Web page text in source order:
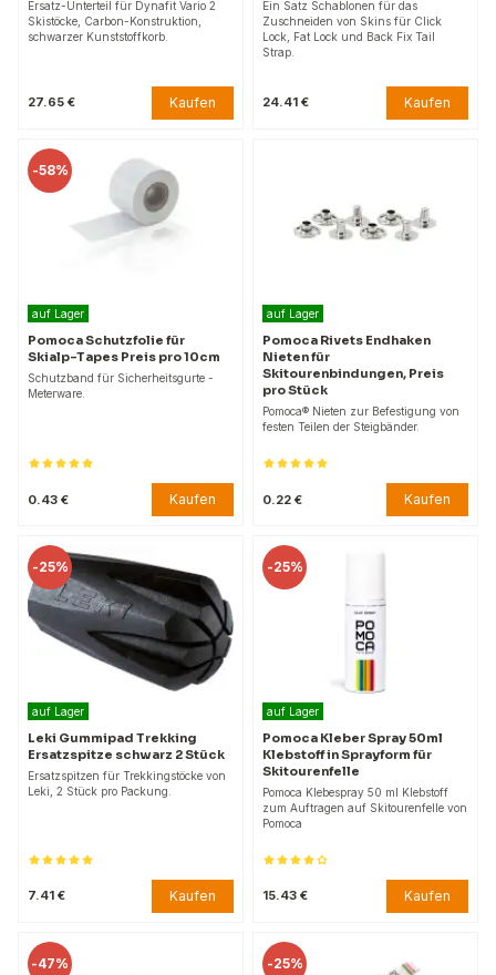
Ersatz-Unterteil für Dynafit Vario 2
Skistöcke, Carbon-Konstruktion,
schwarzer Kunststoffkorb.
27.65 € Kaufen
Ein Satz Schablonen für das
Zuschneiden von Skins für Click
Lock, Fat Lock und Back Fix Tail
Strap.
24.41 € Kaufen
-58%
auf Lager
Pomoca Schutzfolie für
Skialp-Tapes Preis pro 10cm
Schutzband für Sicherheitsgurte -
Meterware.
0.43 € Kaufen
auf Lager
Pomoca Rivets Endhaken
Nieten für
Skitourenbindungen, Preis
pro Stück
Pomoca® Nieten zur Befestigung von
festen Teilen der Steigbänder.
0.22 € Kaufen
-25%
auf Lager
Leki Gummipad Trekking
Ersatzspitze schwarz 2 Stück
Ersatzspitzen für Trekkingstöcke von
Leki, 2 Stück pro Packung.
7.41 € Kaufen
-25%
auf Lager
Pomoca Kleber Spray 50ml
Klebstoff in Sprayform für
Skitourenfelle
Pomoca Klebespray 50 ml Klebstoff
zum Auftragen auf Skitourenfelle von
Pomoca
15.43 € Kaufen
-47% -25%